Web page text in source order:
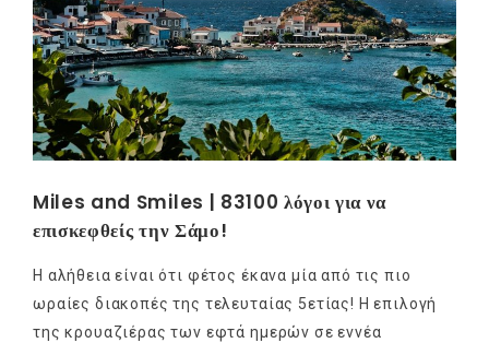
Miles and Smiles | 83100 λόγοι για να
επισκεφθείς την Σάμο!
Η αλήθεια είναι ότι φέτος έκανα μία από τις πιο
ωραίες διακοπές της τελευταίας 5ετίας! Η επιλογή
της κρουαζιέρας των εφτά ημερών σε εννέα